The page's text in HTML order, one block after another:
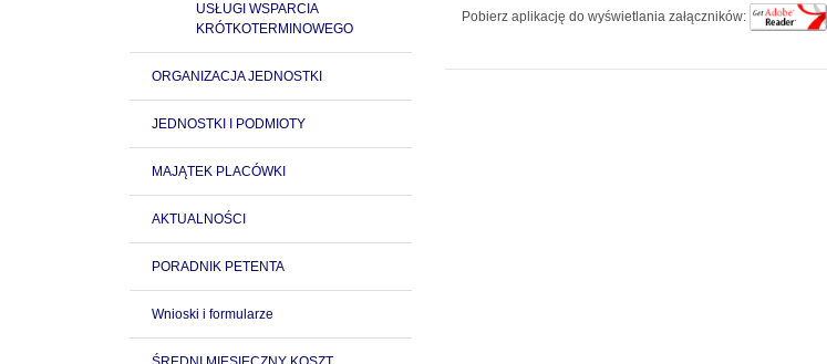
USŁUGI WSPARCIA
KRÓTKOTERMINOWEGO
ORGANIZACJA JEDNOSTKI
JEDNOSTKI I PODMIOTY
MAJĄTEK PLACÓWKI
AKTUALNOŚCI
PORADNIK PETENTA
Wnioski i formularze
Pobierz aplikację do wyświetlania załączników: